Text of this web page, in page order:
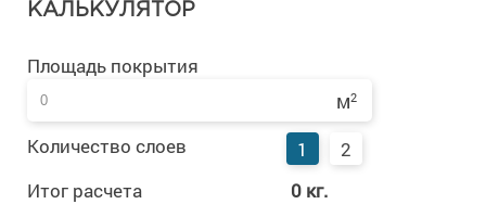
КАЛЬКУЛЯТОР
Площадь покрытия
м2
Количество слоев 1
2
Итог расчета
0 кг.